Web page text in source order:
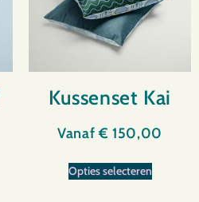
Kussenset Kai
Vanaf€ 150,00
Opties selecteren